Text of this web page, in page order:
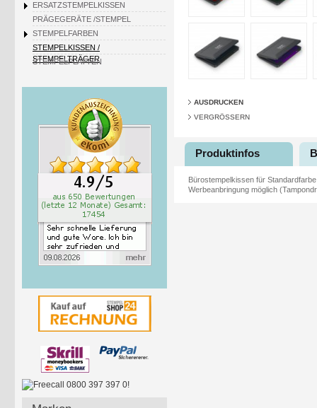
ERSATZSTEMPELKISSEN
PRÄGEGERÄTE /STEMPEL
STEMPELFARBEN
STEMPELKISSEN /
STEMPELTRÄGER
STEMPELPLATTEN
AUSDRUCKEN
VERGRÖSSERN
Produktinfos
Bürostempelkissen für
Werbeanbringung möglich